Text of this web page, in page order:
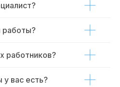
работы?
работников?
вас есть?